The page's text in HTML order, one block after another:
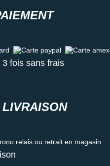
Carte paypal Carte amex
fois sans frais
relais ou retrait en magasin